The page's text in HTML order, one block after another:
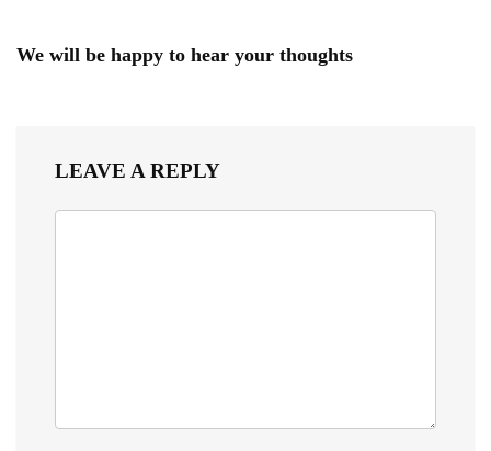
We will be happy to hear your thoughts
LEAVE A REPLY